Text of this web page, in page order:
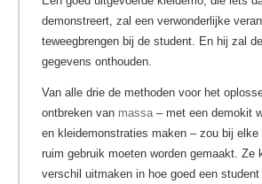
demonstreert, zal een verwonderlijke
teweegbrengen bij de student. En hij zal de
gegevens onthouden.
Van alle drie de methoden voor het
ontbreken van massa – met een demokit
en kleidemonstraties maken – zou bij
ruim gebruik moeten worden gemaakt. Ze
verschil uitmaken in hoe goed een